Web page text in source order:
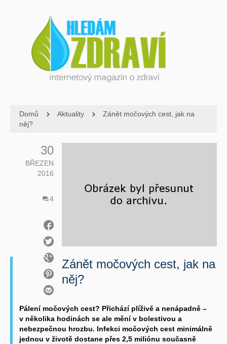
Domů Aktuality
Zánět močových cest, jak na
něj?
30
BŘEZEN
2016
4
Zánět močových cest, jak na
něj?
Pálení močových cest? Přichází plíživě a nenápadně –
v několika hodinách se ale mění v bolestivou a
nebezpečnou hrozbu. Infekci močových cest minimálně
jednou v životě dostane přes 2,5 miliónu současně